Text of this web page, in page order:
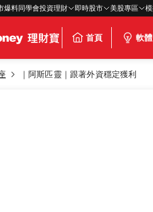
爆料同學會投資理財 即時股市 美股專區
首頁 軟體
｜阿斯匹靈｜跟著外資穩定獲利